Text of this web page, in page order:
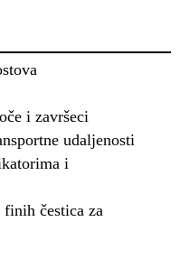
i završeci
udaljenosti
i
čestica za